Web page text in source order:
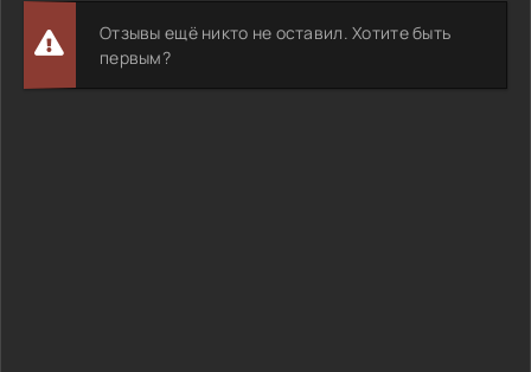
Отзывы ещё никто не оставил. Хотите быть
первым?